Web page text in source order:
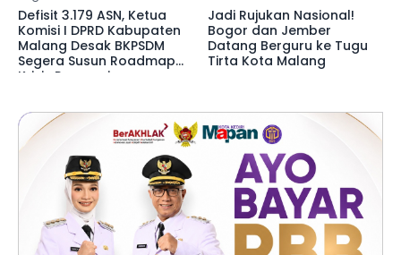
Defisit 3.179 ASN, Ketua
Komisi I DPRD Kabupaten
Malang Desak BKPSDM
Segera Susun Roadmap
Krisis Pegawai ‎
‎Jadi Rujukan Nasional!
Bogor dan Jember
Datang Berguru ke Tugu
Tirta Kota Malang ‎